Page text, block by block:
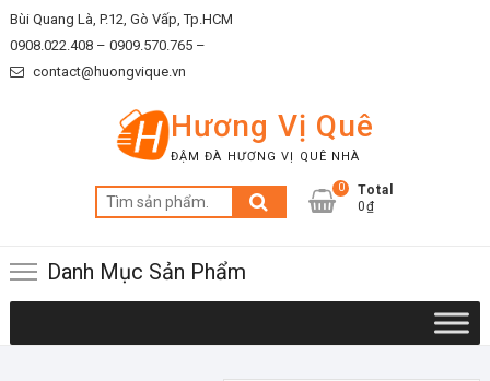
Skip
to
content
Bùi Quang Là, P.12, Gò Vấp, Tp.HCM
0908.022.408 – 0909.570.765 –
contact@huongvique.vn
Hương Vị Quê
ĐẬM ĐÀ HƯƠNG VỊ QUÊ NHÀ
Tìm
kiếm:
0
Total
0₫
Danh Mục Sản Phẩm